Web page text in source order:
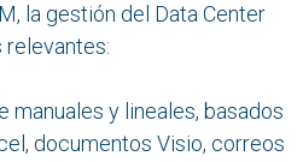
la gestión del Data Center
manuales y lineales, basados
documentos Visio, correos